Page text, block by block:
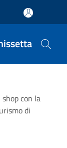
con la
di